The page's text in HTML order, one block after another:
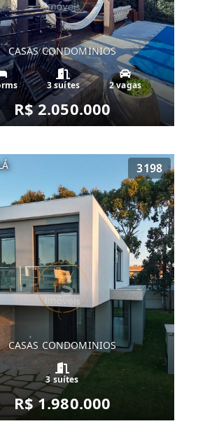
CASAS CONDOMINIOS
3 suítes 2 vagas
R$ 2.050.000
3198
CASAS CONDOMINIOS
3 suítes
R$ 1.980.000